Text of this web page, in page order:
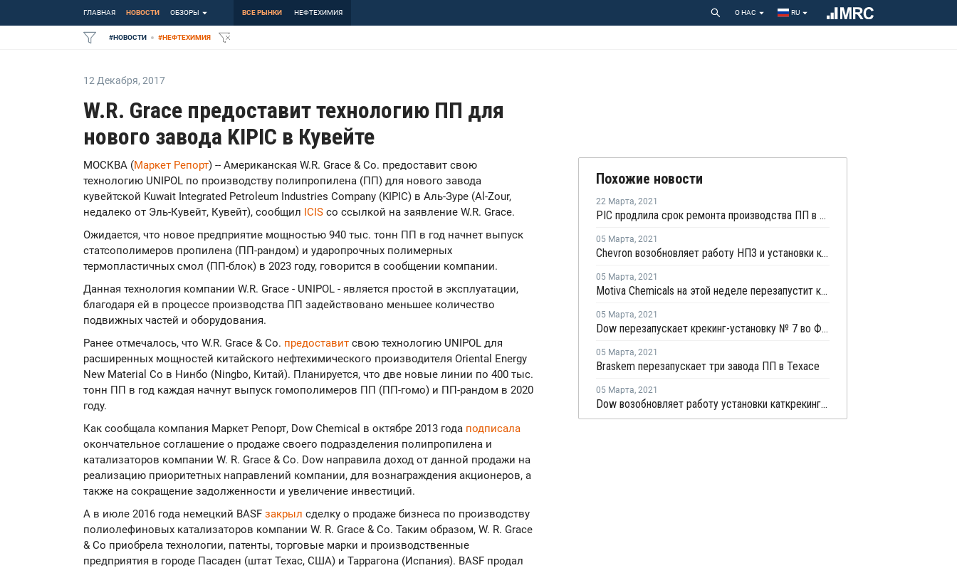
ГЛАВНАЯ НОВОСТИ ОБЗОРЫ ВСЕ РЫНКИ НЕФТЕХИМИЯ О НАС RU
#НОВОСТИ #НЕФТЕХИМИЯ
12 Декабря, 2017
W.R. Grace предоставит технологию ПП для
нового завода KIPIC в Кувейте
МОСКВА (Маркет Репорт) -- Американская W.R. Grace & Co. предоставит свою
технологию UNIPOL по производству полипропилена (ПП) для нового завода
кувейтской Kuwait Integrated Petroleum Industries Company (KIPIC) в Аль-Зуре (Al-Zour,
недалеко от Эль-Кувейт, Кувейт), сообщил ICIS со ссылкой на заявление W.R. Grace.
Ожидается, что новое предприятие мощностью 940 тыс. тонн ПП в год начнет выпуск
статсополимеров пропилена (ПП-рандом) и ударопрочных полимерных
термопластичных смол (ПП-блок) в 2023 году, говорится в сообщении компании.
Данная технология компании W.R. Grace - UNIPOL - является простой в эксплуатации,
благодаря ей в процессе производства ПП задействовано меньшее количество
подвижных частей и оборудования.
Ранее отмечалось, что W.R. Grace & Co. предоставит свою технологию UNIPOL для
расширенных мощностей китайского нефтехимического производителя Oriental Energy
New Material Co в Нинбо (Ningbo, Китай). Планируется, что две новые линии по 400 тыс.
тонн ПП в год каждая начнут выпуск гомополимеров ПП (ПП-гомо) и ПП-рандом в 2020
году.
Как сообщала компания Маркет Репорт, Dow Chemical в октябре 2013 года подписала
окончательное соглашение о продаже своего подразделения полипропилена и
катализаторов компании W. R. Grace & Co. Dow направила доход от данной продажи на
реализацию приоритетных направлений компании, для вознаграждения акционеров, а
также на сокращение задолженности и увеличение инвестиций.
А в июле 2016 года немецкий ВАSF закрыл сделку о продаже бизнеса по производству
полиолефиновых катализаторов компании W. R. Grace & Co. Таким образом, W. R. Grace
& Co приобрела технологии, патенты, торговые марки и производственные
предприятия в городе Пасаден (штат Техас, США) и Таррагона (Испания). BASF продал
Похожие новости
22 Марта, 2021
PIC продлила срок ремонта производства ПП в Кувейте
05 Марта, 2021
Chevron возобновляет работу НПЗ и установки каткрекинга в Пасадене
05 Марта, 2021
Motiva Chemicals на этой неделе перезапустит крекинг-установку в Порт-Артуре
05 Марта, 2021
Dow перезапускает крекинг-установку № 7 во Фрипорте
05 Марта, 2021
Braskem перезапускает три завода ПП в Техасе
05 Марта, 2021
Dow возобновляет работу установки каткрекинга во Фрипорте